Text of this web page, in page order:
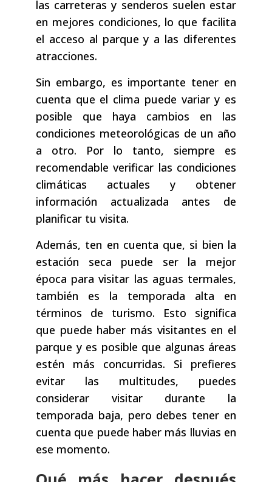
las carreteras y senderos suelen estar
en mejores condiciones, lo que facilita
el acceso al parque y a las diferentes
atracciones.
Sin embargo, es importante tener en
cuenta que el clima puede variar y es
posible que haya cambios en las
condiciones meteorológicas de un año
a otro. Por lo tanto, siempre es
recomendable verificar las condiciones
climáticas actuales y obtener
información actualizada antes de
planificar tu visita.
Además, ten en cuenta que, si bien la
estación seca puede ser la mejor
época para visitar las aguas termales,
también es la temporada alta en
términos de turismo. Esto significa
que puede haber más visitantes en el
parque y es posible que algunas áreas
estén más concurridas. Si prefieres
evitar las multitudes, puedes
considerar visitar durante la
temporada baja, pero debes tener en
cuenta que puede haber más lluvias en
ese momento.